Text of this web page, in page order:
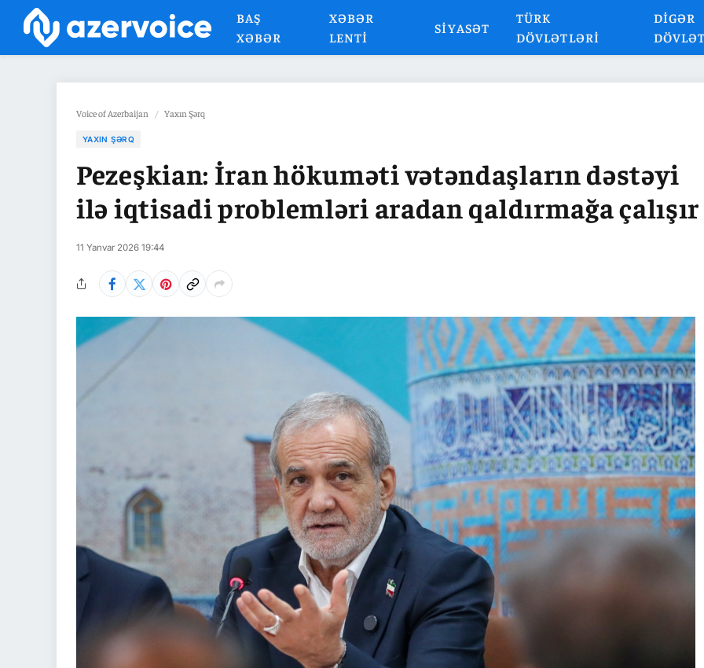
BAŞ
XƏBƏR
XƏBƏR
LENTI
SIYASƏT
TÜRK
DÖVLƏTLƏRI
DIGƏR
Voice of Azerbaijan / Yaxın Şərq
YAXIN ŞƏRQ
Pezeşkian: İran hökuməti vətəndaşların dəstəyi
ilə iqtisadi problemləri aradan qaldırmağa çalışır
11 Yanvar 2026 19:44